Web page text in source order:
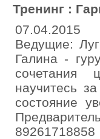
Тренинг :
07.04.2015
Ведущие:
Галина -
сочетания
научитесь
состояние
89261718858